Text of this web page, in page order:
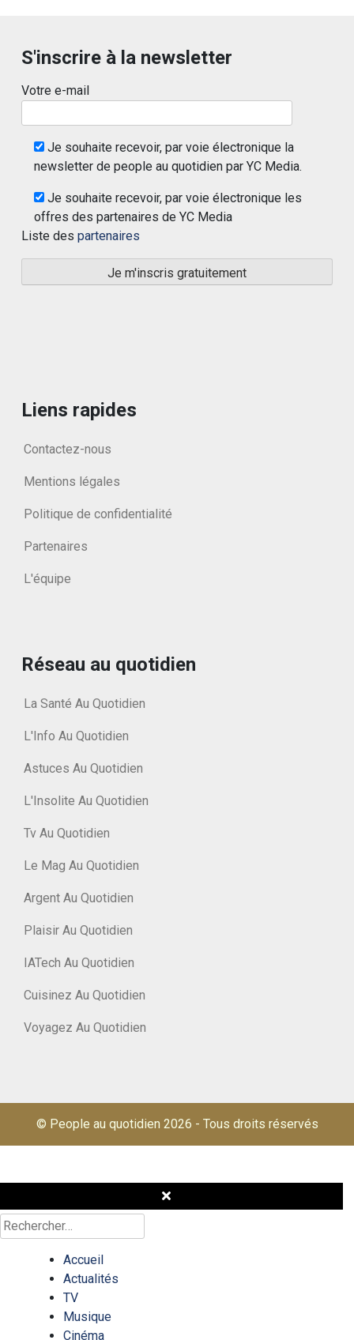
S'inscrire à la newsletter
Votre e-mail
Je souhaite recevoir, par voie électronique la
newsletter de people au quotidien par YC Media.
Je souhaite recevoir, par voie électronique les
offres des partenaires de YC Media
Liste des partenaires
Liens rapides
Contactez-nous
Mentions légales
Politique de confidentialité
Partenaires
L'équipe
Réseau au quotidien
La Santé Au Quotidien
L'Info Au Quotidien
Astuces Au Quotidien
L'Insolite Au Quotidien
Tv Au Quotidien
Le Mag Au Quotidien
Argent Au Quotidien
Plaisir Au Quotidien
IATech Au Quotidien
Cuisinez Au Quotidien
Voyagez Au Quotidien
© People au quotidien 2026 - Tous droits réservés
Rechercher :
Accueil
Actualités
TV
Musique
Cinéma